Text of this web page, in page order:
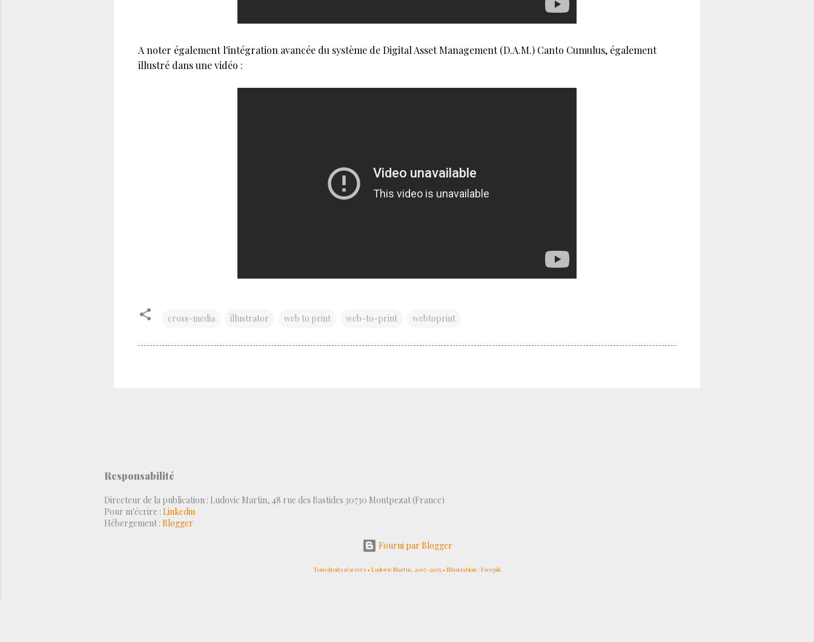
A noter également l'intégration avancée du système de Digital Asset Management (D.A.M.) Canto Cumulus, également
illustré dans une vidéo :
cross-media illustrator web to print web-to-print webtoprint
Responsabilité
Directeur de la publication : Ludovic Martin, 48 rue des Bastides 30730 Montpezat (France)
Pour m'écrire : Linkedin
Hébergement : Blogger
Fourni par Blogger
Tous droits réservés • Ludovic Martin, 2007-2025 • Illustration : Freepik